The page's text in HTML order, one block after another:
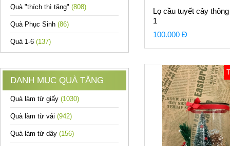
Quà "thích thì tặng" (808)
Quà Phục Sinh (86)
Quà 1-6 (137)
DANH MỤC QUÀ TẶNG
Quà làm từ giấy (1030)
Quà làm từ vải (942)
Quà làm từ dây (156)
Lọ cầu tuyết cây
1
100.000 Đ